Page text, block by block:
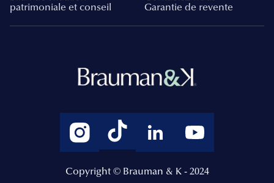
patrimoniale et conseil
Garantie de revente
Copyright © Brauman & K - 2024